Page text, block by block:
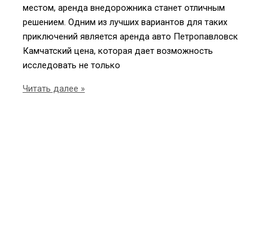
местом, аренда внедорожника станет отличным
решением. Одним из лучших вариантов для таких
приключений является аренда авто Петропавловск
Камчатский цена, которая дает возможность
исследовать не только
Аренда
Читать далее »